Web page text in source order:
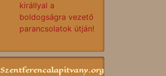
királlyal a
boldogságra vezető
parancsolatok útján!
Szentferencalapitvany.org